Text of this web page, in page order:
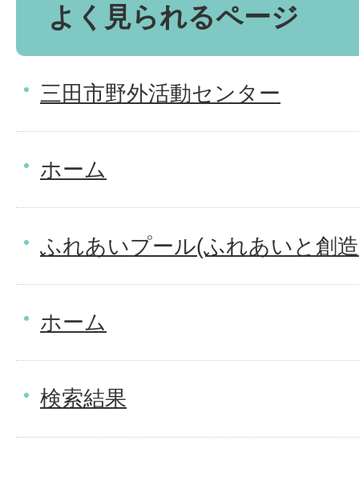
よく見られるページ
三田市野外活動センター
ホーム
ふれあいプール(ふれあいと創
ホーム
検索結果